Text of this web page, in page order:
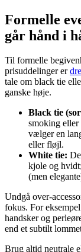
Formelle
går hånd i
Til formelle
prisuddelinger er
tale om black tie
ganske høje.
Black tie
smoking
vælger en
eller fløjl.
White tie:
kjole og
(men
Undgå over-
fokus. For
handsker og
end et subtilt
Brug altid neutrale